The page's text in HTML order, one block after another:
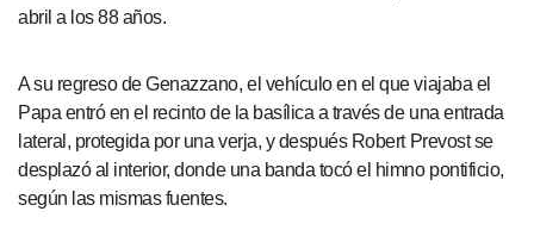
abril a los 88 años.
A su regreso de Genazzano, el vehículo en el que viajaba el
Papa entró en el recinto de la basílica a través de una entrada
lateral, protegida por una verja, y después Robert Prevost se
desplazó al interior, donde una banda tocó el himno pontificio,
según las mismas fuentes.